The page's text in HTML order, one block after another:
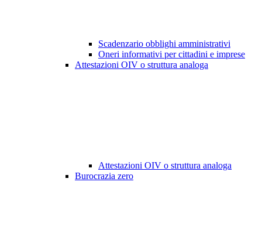
Scadenzario obblighi amministrativi
Oneri informativi per cittadini e imprese
Attestazioni OIV o struttura analoga
Attestazioni OIV o struttura analoga
Burocrazia zero